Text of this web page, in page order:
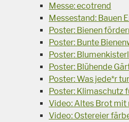
Messe: ecotrend
Messestand: Bauen
Poster: Bienen
Poster: Bunte
Poster: Blumenkisterl
Poster: Blühende
Poster: Was jede*r
Poster: Klimaschutz
Video: Altes Brot mit
Video: Ostereier